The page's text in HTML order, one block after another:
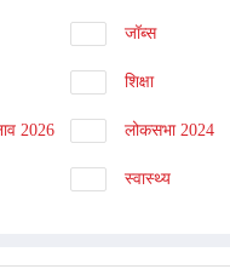
जॉब्स
शिक्षा
2026 लोकसभा 2024
स्वास्थ्य